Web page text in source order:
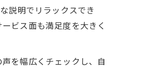
説明でリラックスでき
ビス面も満足度を大きく
を幅広くチェックし、自